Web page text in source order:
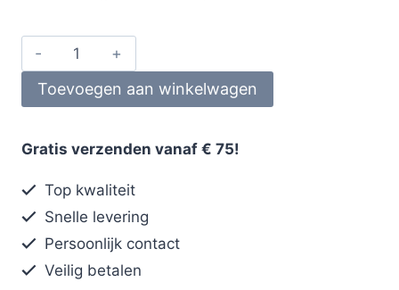
Toevoegen aan winkelwagen
Gratis verzenden vanaf € 75!
Top kwaliteit
Snelle levering
Persoonlijk contact
Veilig betalen